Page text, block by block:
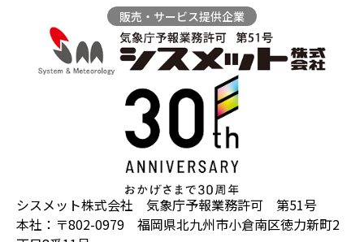
販売・サービス提供企業
シスメット株式会社 気象庁予報業務許可 第51号
本社：〒802-0979 福岡県北九州市小倉南区徳力新町2